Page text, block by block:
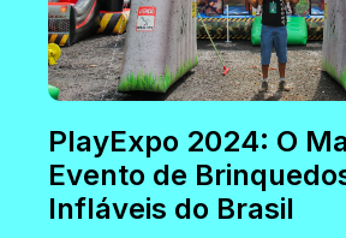
PlayExpo 2024: O
Evento de
Infláveis do Brasil